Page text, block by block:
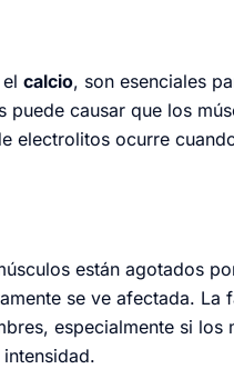
calcio, son esenciales
puede causar que los
electrolitos ocurre
están agotados
se ve afectada. La
especialmente si los